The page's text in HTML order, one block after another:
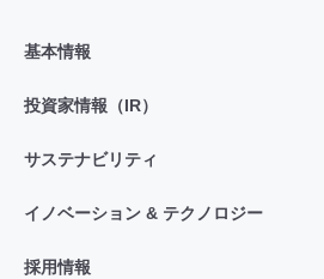
基本情報
投資家情報（IR）
サステナビリティ
イノベーション & テクノロジー
採用情報